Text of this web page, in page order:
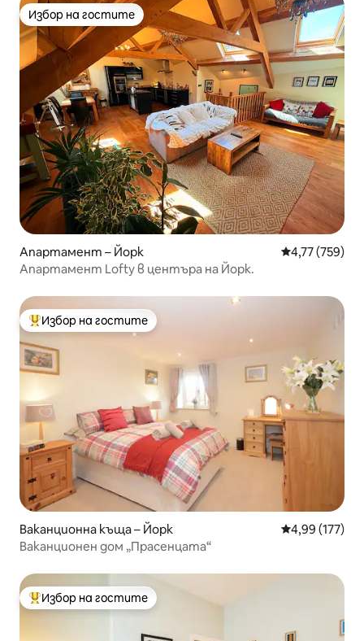
Избор на гостите
Избор на гостите
Апартамент – Йорк Средна
4,77 (759)
Апартамент Lofty в центъра на Йорк.
Най-популярен избор на гостите
Избор на гостите
Ваканционна къща – Йорк Средна
4,99 (177)
Ваканционен дом „Прасенцата“
Най-популярен избор на гостите
Избор на гостите